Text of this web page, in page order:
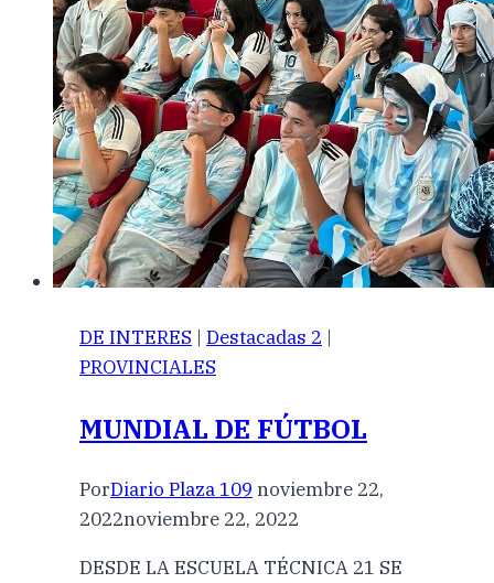
DE INTERES | Destacadas 2 |
PROVINCIALES
MUNDIAL DE FÚTBOL
PorDiario Plaza 109 noviembre 22,
2022noviembre 22, 2022
DESDE LA ESCUELA TÉCNICA 21 SE